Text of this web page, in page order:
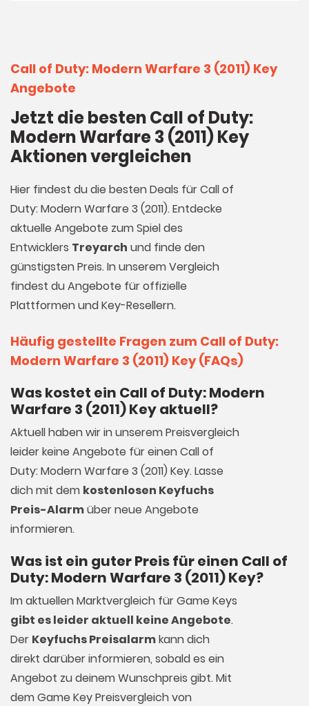
Call of Duty: Modern Warfare 3 (2011) Key
Angebote
Jetzt die besten Call of Duty:
Modern Warfare 3 (2011) Key
Aktionen vergleichen
Hier findest du die besten Deals für Call of
Duty: Modern Warfare 3 (2011). Entdecke
aktuelle Angebote zum Spiel des
Entwicklers Treyarch und finde den
günstigsten Preis. In unserem Vergleich
findest du Angebote für offizielle
Plattformen und Key-Resellern.
Häufig gestellte Fragen zum Call of Duty:
Modern Warfare 3 (2011) Key (FAQs)
Was kostet ein Call of Duty: Modern
Warfare 3 (2011) Key aktuell?
Aktuell haben wir in unserem Preisvergleich
leider keine Angebote für einen Call of
Duty: Modern Warfare 3 (2011) Key. Lasse
dich mit dem kostenlosen Keyfuchs
Preis-Alarmüber neue Angebote
informieren.
Was ist ein guter Preis für einen Call of
Duty: Modern Warfare 3 (2011) Key?
Im aktuellen Marktvergleich fürGame Keys
gibt es leider aktuell keine Angebote.
Der Keyfuchs Preisalarmkann dich
direkt darüber informieren, sobald es ein
Angebot zu deinem Wunschpreis gibt. Mit
dem Game Key Preisvergleich von